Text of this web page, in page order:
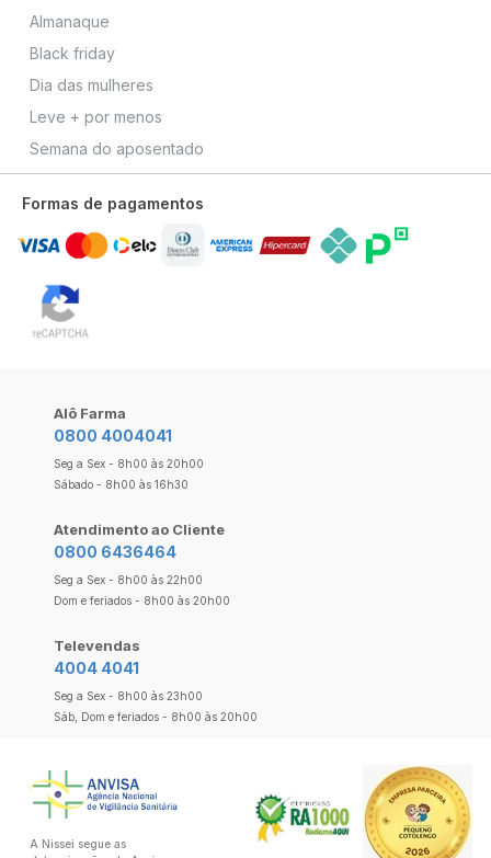
Almanaque
Black friday
Dia das mulheres
Leve + por menos
Semana do aposentado
Formas de pagamentos
Alô Farma
0800 4004041
Seg a Sex - 8h00 às 20h00
Sábado - 8h00 às 16h30
Atendimento ao Cliente
0800 6436464
Seg a Sex - 8h00 às 22h00
Dom e feriados - 8h00 às 20h00
Televendas
4004 4041
Seg a Sex - 8h00 às 23h00
Sáb, Dom e feriados - 8h00 às 20h00
A Nissei segue as